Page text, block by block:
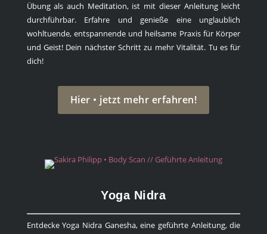
Übung als auch Meditation, ist mit dieser Anleitung leicht
durchführbar. Erfahre und genieße eine unglaublich
wohltuende, entspannende und heilsame Praxis für Körper
und Geist! Dein nächster Schritt zu mehr Vitalität. Tu es für
dich!
Hier • jetzt mehr erfahren!
Yoga Nidra
Entdecke Yoga Nidra Ganesha, eine geführte Anleitung, die